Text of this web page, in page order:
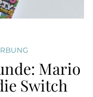
Mario
Switch